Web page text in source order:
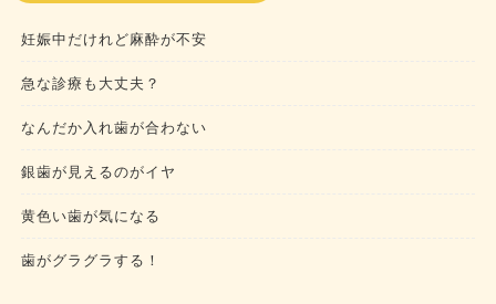
妊娠中だけれど麻酔が不安
急な診療も大丈夫？
なんだか入れ歯が合わない
銀歯が見えるのがイヤ
黄色い歯が気になる
歯がグラグラする！